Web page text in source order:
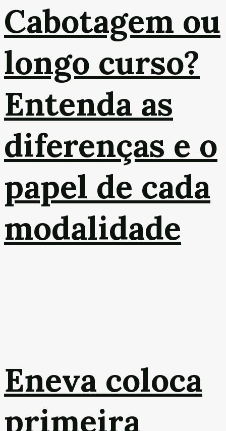
Cabotagem ou
longo curso?
Entenda as
diferenças e o
papel de cada
modalidade
Eneva coloca
primeira